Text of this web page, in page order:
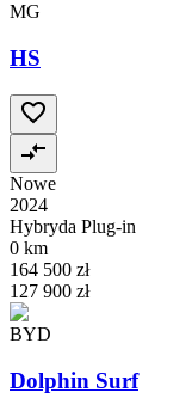
MG
HS
Nowe
2024
Hybryda Plug-in
0 km
164 500 zł
127 900 zł
BYD
Dolphin Surf